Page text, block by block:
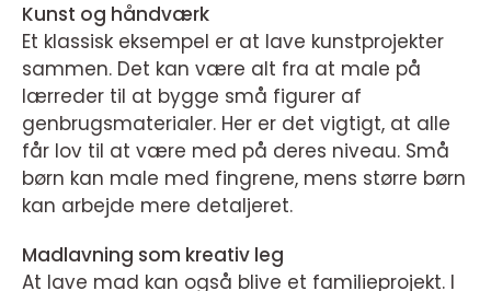
Kunst og håndværk
Et klassisk eksempel er at lave kunstprojekter
sammen. Det kan være alt fra at male på
lærreder til at bygge små figurer af
genbrugsmaterialer. Her er det vigtigt, at alle
får lov til at være med på deres niveau. Små
børn kan male med fingrene, mens større børn
kan arbejde mere detaljeret.
Madlavning som kreativ leg
At lave mad kan også blive et familieprojekt. I